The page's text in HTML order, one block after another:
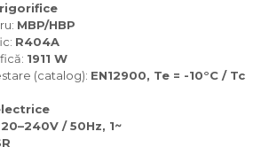
MBP/HBP
R404A
1911 W
(catalog): EN12900, Te = -10°C / Tc
/ 50Hz, 1~